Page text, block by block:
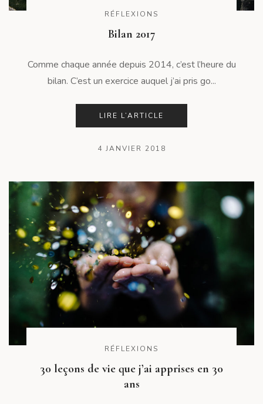
RÉFLEXIONS
Bilan 2017
Comme chaque année depuis 2014, c’est l’heure du
bilan. C’est un exercice auquel j’ai pris go...
LIRE L’ARTICLE
4 JANVIER 2018
RÉFLEXIONS
30 leçons de vie que j’ai apprises en 30
ans